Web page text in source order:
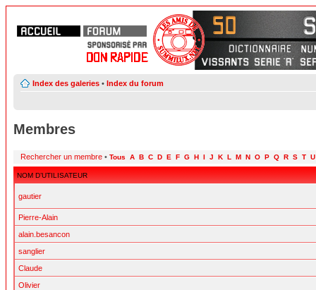
Index des galeries • Index du forum
Membres
Rechercher un membre • Tous A B C D E F G H I J K L M N O P Q R S T U
NOM D’UTILISATEUR
gautier
Pierre-Alain
alain.besancon
sanglier
Claude
Olivier